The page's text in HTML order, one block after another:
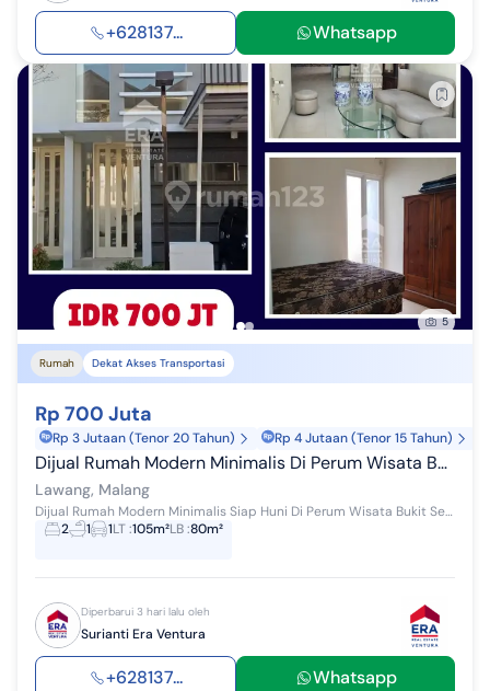
+628137... Whatsapp
5
Rumah Dekat Akses Transportasi
Rp 700 Juta
Rp 3 Jutaan (Tenor 20 Tahun) Rp 4 Jutaan (Tenor 15 Tahun)
Dijual Rumah Modern Minimalis Di Perum Wisata Bukit Sentul Lawang
Lawang, Malang
Dijual Rumah Modern Minimalis Siap Huni Di Perum Wisata Bukit Sentul Lawang, Lokasi Dekat Exit Tol Lawang. Spesifikasi : Alamat : Wisata Bukit Sen...
2
1 1LT:105m²LB:80m²
Diperbarui 3 hari lalu oleh
Surianti Era Ventura
+628137... Whatsapp